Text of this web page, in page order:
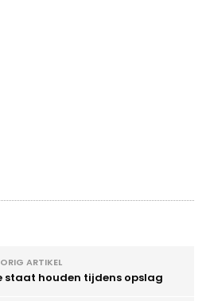
ARTIKEL
staat houden tijdens opslag